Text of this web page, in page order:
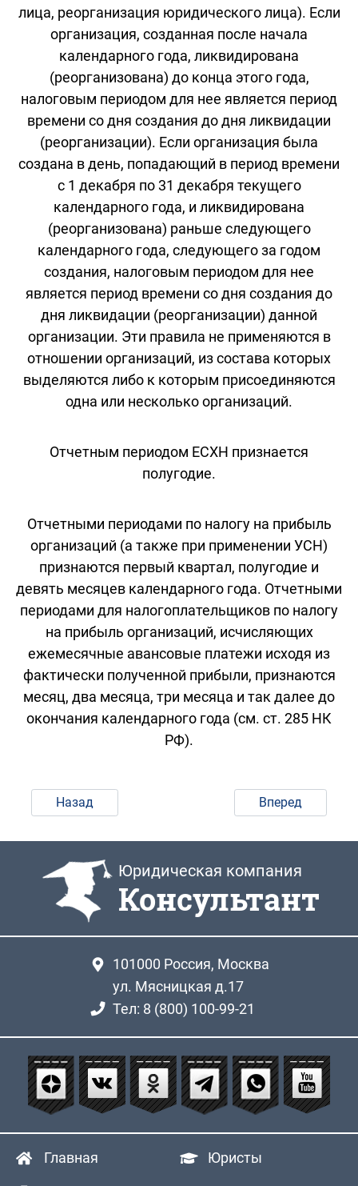
лица, реорганизация юридического лица). Если
организация, созданная после начала
календарного года, ликвидирована
(реорганизована) до конца этого года,
налоговым периодом для нее является период
времени со дня создания до дня ликвидации
(реорганизации). Если организация была
создана в день, попадающий в период времени
с 1 декабря по 31 декабря текущего
календарного года, и ликвидирована
(реорганизована) раньше следующего
календарного года, следующего за годом
создания, налоговым периодом для нее
является период времени со дня создания до
дня ликвидации (реорганизации) данной
организации. Эти правила не применяются в
отношении организаций, из состава которых
выделяются либо к которым присоединяются
одна или несколько организаций.
Отчетным периодом ЕСХН признается
полугодие.
Отчетными периодами по налогу на прибыль
организаций (а также при применении УСН)
признаются первый квартал, полугодие и
девять месяцев календарного года. Отчетными
периодами для налогоплательщиков по налогу
на прибыль организаций, исчисляющих
ежемесячные авансовые платежи исходя из
фактически полученной прибыли, признаются
месяц, два месяца, три месяца и так далее до
окончания календарного года (см. ст. 285 НК
РФ).
Назад Вперед
Юридическая компания
Консультант
101000 Россия, Москва
ул. Мясницкая д.17
Тел: 8 (800) 100-99-21
Главная Юристы